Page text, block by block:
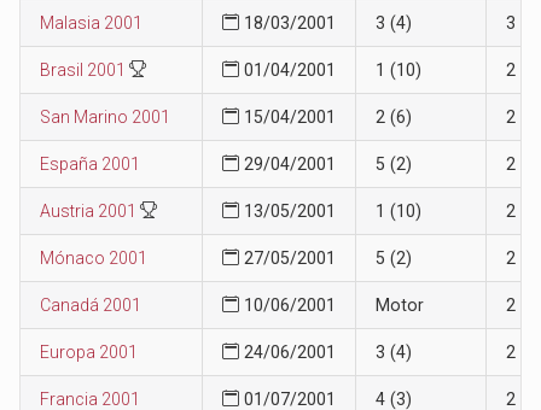
Malasia 2001 18/03/2001 3 (4) 3
Brasil 2001 01/04/2001 1 (10) 2
San Marino 2001 15/04/2001 2 (6) 2
España 2001 29/04/2001 5 (2) 2
Austria 2001 13/05/2001 1 (10) 2
Mónaco 2001 27/05/2001 5 (2) 2
Canadá 2001 10/06/2001 Motor 2
Europa 2001 24/06/2001 3 (4) 2
Francia 2001 01/07/2001 4 (3) 2